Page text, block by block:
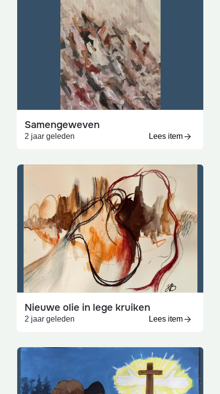
Samengeweven
2 jaar geleden Lees item
Nieuwe olie in lege kruiken
2 jaar geleden Lees item